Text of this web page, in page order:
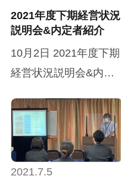
いました。 お仕事体験
セミナーの目的は、入
社後に行う教育プログ
ラムの前にシステム開
プロセスを体験してい
ただき、自身が今後行
う業務を具体的にイメ
ージしてもらうことを
2021年度下期経営状況
説明会&内定者紹介
10月2日 2021年度下期
経営状況説明会&内定
今年も新型コロナウイ
ルスの影響で社員はリ
モートでの参加です。
下期経営状況説明会の
2021.7.5